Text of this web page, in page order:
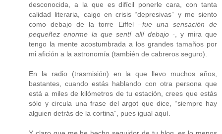
desconocida, a la que es difícil ponerle cara, con tanta
calidad literaria, caigo en crisis “depresivas” y me siento
como debajo de la torre Eiffel –fue una sensación de
pequeñez enorme la que sentí allí debajo - , y mira que
tengo la mente acostumbrada a los grandes tamaños por
mi afición a la astronomía (también de cabreros seguro).
En la radio (trasmisión) en la que llevo muchos años,
bastantes, cuando estás hablando con otra persona que
está a miles de kilómetros de tu estación, crees que estás
sólo y circula una frase del argot que dice, “siempre hay
alguien detrás de la cortina”, pues igual aquí.